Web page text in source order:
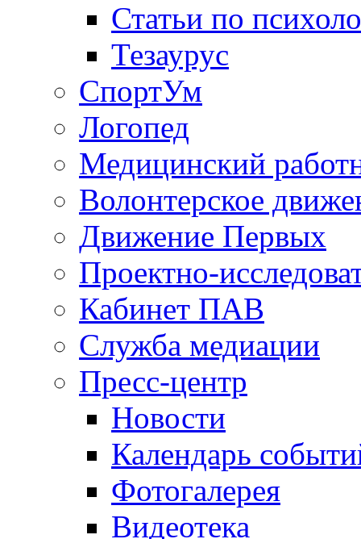
Статьи по
Тезаурус
СпортУм
Логопед
Медицинский
Волонтерское
Движение Первых
Проектно-
Кабинет ПАВ
Служба медиации
Пресс-центр
Новости
Календарь
Фотогалерея
Видеотека